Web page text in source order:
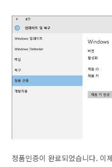
정품인증이 완료되었습니다. 이